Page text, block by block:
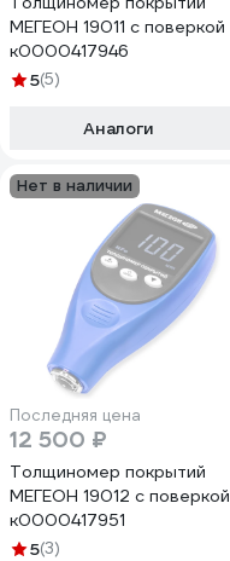
МЕГЕОН 19011 с поверкой
к0000417946
5(5)
Аналоги
Нет в наличии
Последняя цена
12 500 ₽
Толщиномер покрытий
МЕГЕОН 19012 с поверкой
к0000417951
5(3)